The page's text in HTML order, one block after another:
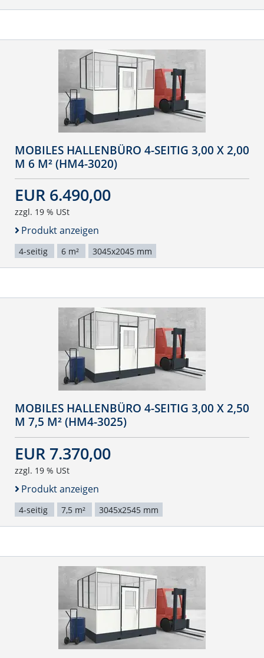
MOBILES HALLENBÜRO 4-SEITIG 3,00 X 2,00
M 6 M² (HM4-3020)
EUR 6.490,00
zzgl. 19 % USt
Produkt anzeigen
4-seitig 6 m² 3045x2045 mm
MOBILES HALLENBÜRO 4-SEITIG 3,00 X 2,50
M 7,5 M² (HM4-3025)
EUR 7.370,00
zzgl. 19 % USt
Produkt anzeigen
4-seitig 7,5 m² 3045x2545 mm